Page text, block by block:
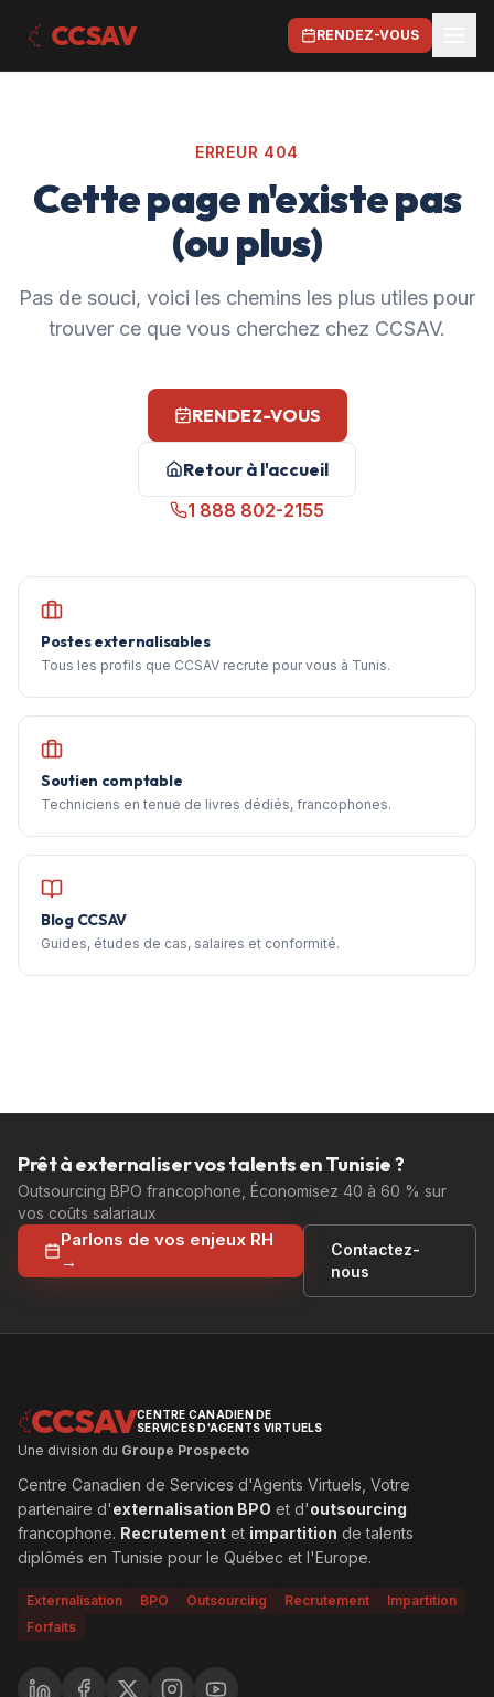
CCSAV RENDEZ-VOUS
ERREUR 404
Cette page n'existe pas
(ou plus)
Pas de souci, voici les chemins les plus utiles pour
trouver ce que vous cherchez chez CCSAV.
RENDEZ-VOUS
Retour à l'accueil
1 888 802-2155
Postes externalisables
Tous les profils que CCSAV recrute pour vous à Tunis.
Soutien comptable
Techniciens en tenue de livres dédiés, francophones.
Blog CCSAV
Guides, études de cas, salaires et conformité.
Prêt à externaliser vos talents en Tunisie ?
Outsourcing BPO francophone, Économisez 40 à 60 % sur
vos coûts salariaux
Parlons de vos enjeux RH
→
Contactez-
nous
CCSAVCENTRE CANADIEN DE
SERVICES D'AGENTS VIRTUELS
Une division du Groupe Prospecto
Centre Canadien de Services d'Agents Virtuels, Votre
partenaire d'externalisation BPO et d'outsourcing
francophone. Recrutement et impartition de talents
diplômés en Tunisie pour le Québec et l'Europe.
Externalisation BPO Outsourcing Recrutement
Impartition
Forfaits